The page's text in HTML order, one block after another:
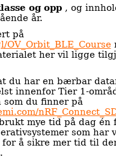
og opp , og
år.
på
her vil ligge
du har en bærbar
innenfor Tier 1-
som du finner på
mye tid på dag én
som har
for å sikre mer tid til